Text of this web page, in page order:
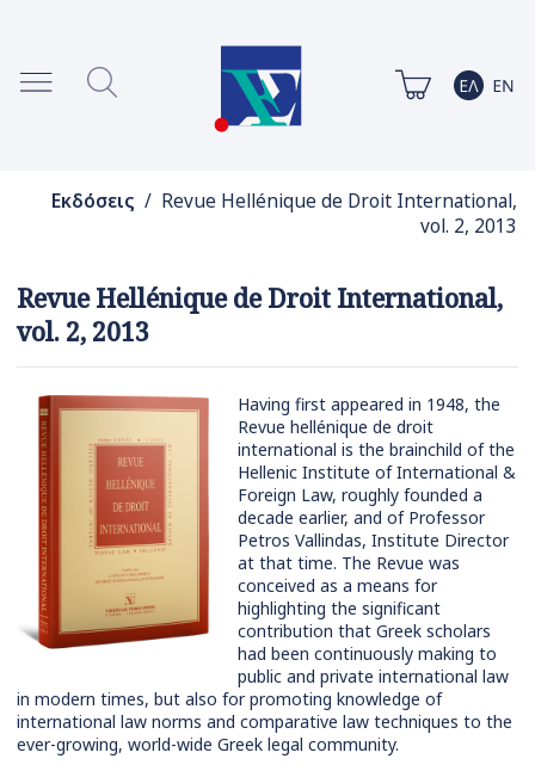
Εκδόσεις / Revue Hellénique de Droit International,
vol. 2, 2013
Revue Hellénique de Droit International,
vol. 2, 2013
Having first appeared in 1948, the
Revue hellénique de droit
international is the brainchild of the
Hellenic Institute of International &
Foreign Law, roughly founded a
decade earlier, and of Professor
Petros Vallindas, Institute Director
at that time. The Revue was
conceived as a means for
highlighting the significant
contribution that Greek scholars
had been continuously making to
public and private international law
in modern times, but also for promoting knowledge of
international law norms and comparative law techniques to the
ever-growing, world-wide Greek legal community.